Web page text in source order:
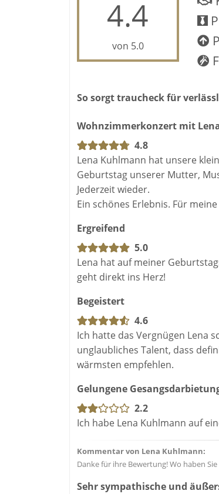
4.4
von 5.0
So sorgt traucheck für
Wohnzimmerkonzert mit
4.8
Lena Kuhlmann hat unsere
Geburtstag unserer Mutter,
Jederzeit wieder.
Ein schönes Erlebnis. Für
Ergreifend
5.0
Lena hat auf meiner
geht direkt ins Herz!
Begeistert
4.6
Ich hatte das Vergnügen Lena
unglaubliches Talent, dass
wärmsten empfehlen.
Gelungene
2.2
Ich habe Lena Kuhlmann auf
Kommentar von Lena Kuhlmann:
Danke für ihre Bewertung! Wo haben
Sehr sympathische und